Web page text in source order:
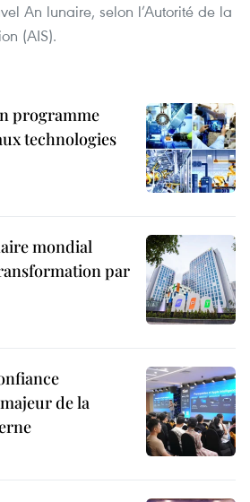
An lunaire, selon l’Autorité de la
(AIS).
programme
technologies
mondial
par
de la